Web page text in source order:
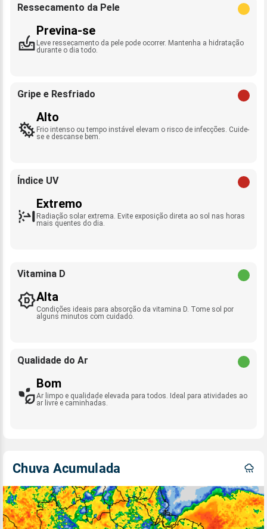
Ressecamento da Pele
Previna-se
Leve ressecamento da pele pode ocorrer. Mantenha a hidratação
durante o dia todo.
Gripe e Resfriado
Alto
Frio intenso ou tempo instável elevam o risco de infecções. Cuide-
se e descanse bem.
Índice UV
Extremo
Radiação solar extrema. Evite exposição direta ao sol nas horas
mais quentes do dia.
Vitamina D
Alta
Condições ideais para absorção da vitamina D. Tome sol por
alguns minutos com cuidado.
Qualidade do Ar
Bom
Ar limpo e qualidade elevada para todos. Ideal para atividades ao
ar livre e caminhadas.
Chuva Acumulada